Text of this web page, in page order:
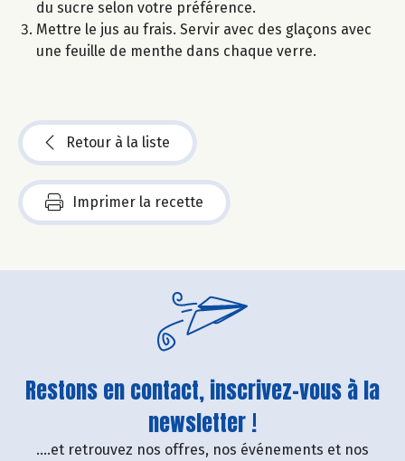
du sucre selon votre préférence.
Mettre le jus au frais. Servir avec des glaçons avec
une feuille de menthe dans chaque verre.
Retour à la liste
Imprimer la recette
Restons en contact, inscrivez-vous à la
newsletter !
....et retrouvez nos offres, nos événements et nos